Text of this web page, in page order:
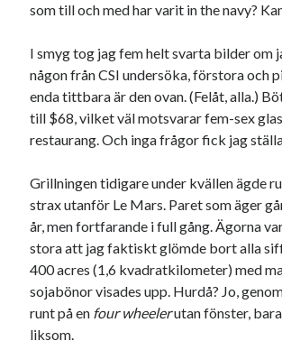
Fula biblioteksböcker
Egna länkar
Bokstävlar & AI – mitt levebröd. Gå en kurs!
Godisbrödet från himlen
Länkskolan
Lotten som Sommarpratare (i fantasin alltså: grupp på
Vad ska du laga för mat idag? (Recept!)
Meta
Logga in
som till och med har varit in the navy?
I smyg tog jag fem helt svarta bilder om
någon från CSI undersöka, förstora och
enda tittbara är den ovan. (Felåt, alla.)
till $68, vilket väl motsvarar fem-sex
restaurang. Och inga frågor fick jag
Grillningen tidigare under kvällen ägde
strax utanför Le Mars. Paret som äger
år, men fortfarande i full gång. Ägorna
stora att jag faktiskt glömde bort alla
400 acres (1,6 kvadratkilometer) med
sojabönor visades upp. Hurdå? Jo,
runt på en four wheelerutan fönster,
liksom.